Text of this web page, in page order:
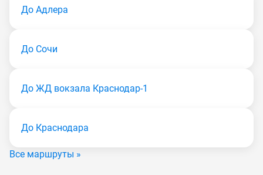
До Адлера
До Сочи
До ЖД вокзала Краснодар-1
До Краснодара
Все маршруты »